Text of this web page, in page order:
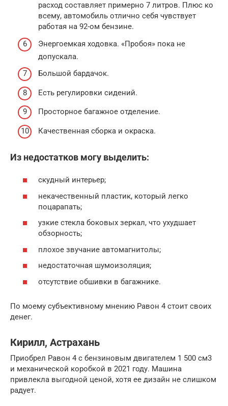
расход составляет примерно 7 литров. Плюс ко
всему, автомобиль отлично себя чувствует
работая на 92-ом бензине.
Энергоемкая ходовка. «Пробоя» пока не
допускала.
Большой бардачок.
Есть регулировки сидений.
Просторное багажное отделение.
Качественная сборка и окраска.
Из недостатков могу выделить:
скудный интерьер;
некачественный пластик, который легко
поцарапать;
узкие стекла боковых зеркал, что ухудшает
обзорность;
плохое звучание автомагнитолы;
недостаточная шумоизоляция;
отсутствие обшивки в багажнике.
По моему субъективному мнению Равон 4 стоит своих
денег.
Кирилл, Астрахань
Приобрел Равон 4 с бензиновым двигателем 1 500 см3
и механической коробкой в 2021 году. Машина
привлекла выгодной ценой, хотя ее дизайн не слишком
радует.